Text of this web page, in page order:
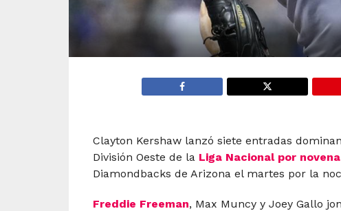
Clayton Kershaw lanzó siete entradas
División Oeste de la Liga Nacional por
Diamondbacks de Arizona el martes por la
Freddie Freeman, Max Muncy y Joey Gallo